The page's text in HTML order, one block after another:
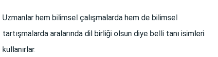
Uzmanlar hem bilimsel çalışmalarda hem de bilimsel
tartışmalarda aralarında dil birliği olsun diye belli tanı isimleri
kullanırlar.